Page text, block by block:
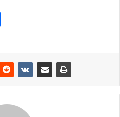
ar
e